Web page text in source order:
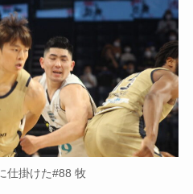
仕掛けた#88 牧